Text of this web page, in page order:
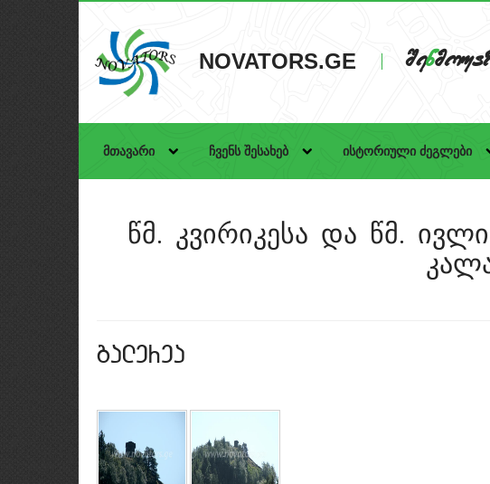
NOVATORS.GE Sen
მთავარი ჩვენს შესახებ ისტორიული ძეგლები
წმ. კვირიკესა და წმ.
galerea